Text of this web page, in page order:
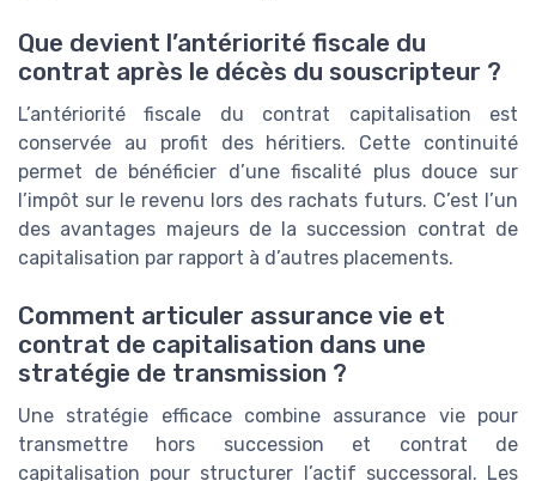
Que devient l’antériorité fiscale du
contrat après le décès du souscripteur ?
L’antériorité fiscale du contrat capitalisation est
conservée au profit des héritiers. Cette continuité
permet de bénéficier d’une fiscalité plus douce sur
l’impôt sur le revenu lors des rachats futurs. C’est l’un
des avantages majeurs de la succession contrat de
capitalisation par rapport à d’autres placements.
Comment articuler assurance vie et
contrat de capitalisation dans une
stratégie de transmission ?
Une stratégie efficace combine assurance vie pour
transmettre hors succession et contrat de
capitalisation pour structurer l’actif successoral. Les